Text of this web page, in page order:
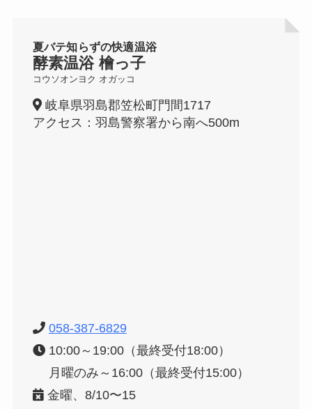
夏バテ知らずの快適温浴
酵素温浴 檜っ子
コウソオンヨク オガッコ
岐阜県羽島郡笠松町門間1717
アクセス：羽島警察署から南へ500m
058-387-6829
10:00～19:00（最終受付18:00）
月曜のみ～16:00（最終受付15:00）
金曜、8/10〜15